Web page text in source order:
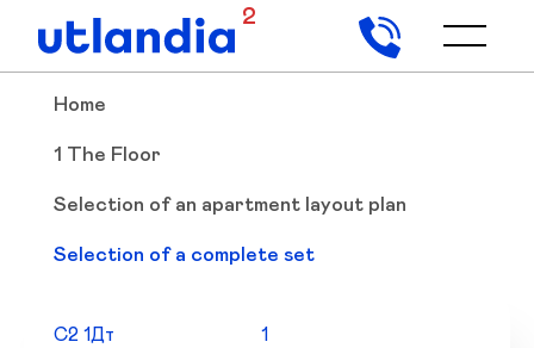
2
Home
1 The Floor
Selection of an apartment layout plan
Selection of a complete set
С2 1Дт
1